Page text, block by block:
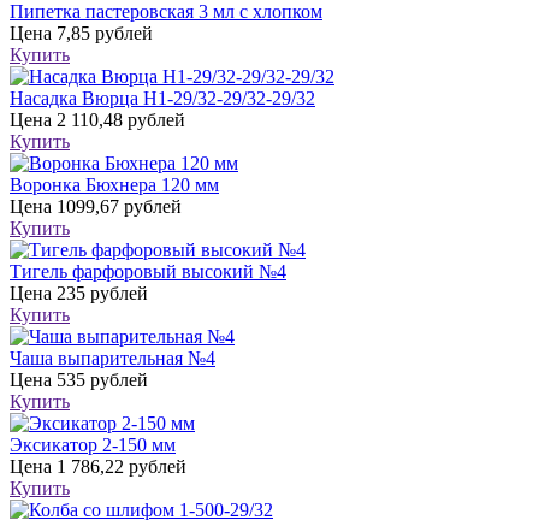
Пипетка пастеровская 3 мл с хлопком
Цена 7,85 рублей
Купить
Насадка Вюрца Н1-29/32-29/32-29/32
Цена 2 110,48 рублей
Купить
Воронка Бюхнера 120 мм
Цена 1099,67 рублей
Купить
Тигель фарфоровый высокий №4
Цена 235 рублей
Купить
Чаша выпарительная №4
Цена 535 рублей
Купить
Эксикатор 2-150 мм
Цена 1 786,22 рублей
Купить